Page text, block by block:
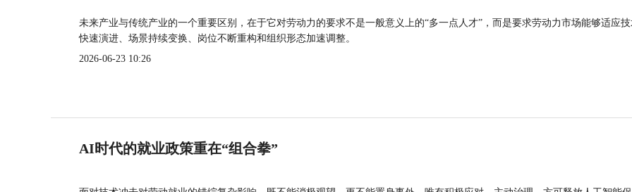
未来产业与传统产业的一个重要区别，在于它对劳动力的要求不是一般意义上的“多一点人才”，而是要求劳动力市场能够适应
快速演进、场景持续变换、岗位不断重构和组织形态加速调整。
2026-06-23 10:26
AI时代的就业政策重在“组合拳”